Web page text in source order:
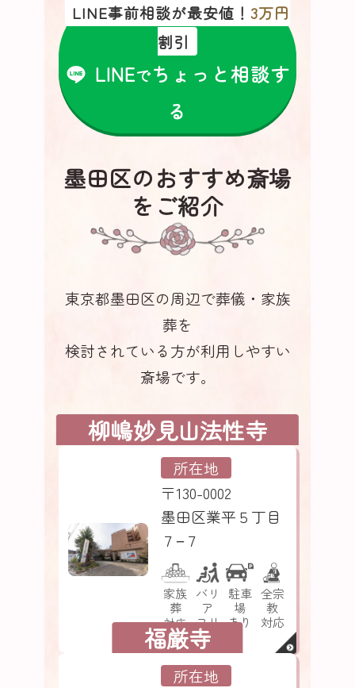
LINE事前相談が最安値！3万円
割引
LINEでちょっと相談す
る
墨田区のおすすめ斎場
をご紹介
東京都墨田区の周辺で葬儀・家族
葬を
検討されている方が利用しやすい
斎場です。
柳嶋妙見山法性寺
所在地
〒130-0002
墨田区業平５丁目
７−７
家族
葬
対応
バリ
ア
フリ
ー
駐車
場
あり
全宗
教
対応
福厳寺
所在地